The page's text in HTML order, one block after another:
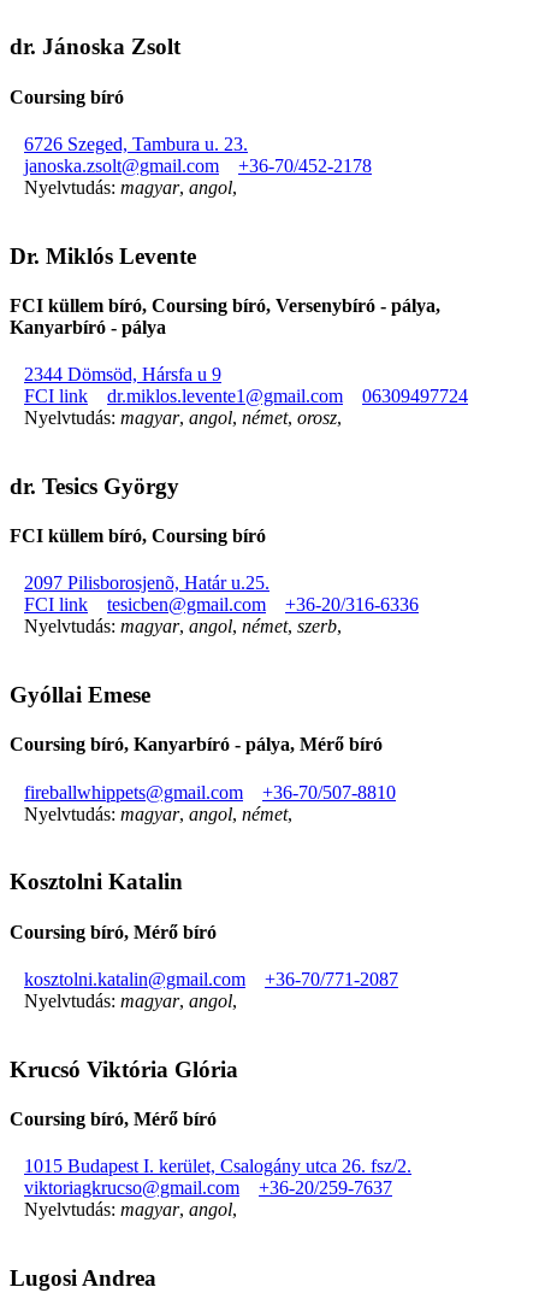
dr. Jánoska Zsolt
Coursing bíró
6726 Szeged, Tambura u. 23.
janoska.zsolt@gmail.com
+36-70/452-2178
Nyelvtudás: magyar, angol,
Dr. Miklós Levente
FCI küllem bíró, Coursing bíró, Versenybíró - pálya,
Kanyarbíró - pálya
2344 Dömsöd, Hársfa u 9
FCI link
dr.miklos.levente1@gmail.com
06309497724
Nyelvtudás: magyar, angol, német, orosz,
dr. Tesics György
FCI küllem bíró, Coursing bíró
2097 Pilisborosjenõ, Határ u.25.
FCI link
tesicben@gmail.com
+36-20/316-6336
Nyelvtudás: magyar, angol, német, szerb,
Gyóllai Emese
Coursing bíró, Kanyarbíró - pálya, Mérő bíró
fireballwhippets@gmail.com
+36-70/507-8810
Nyelvtudás: magyar, angol, német,
Kosztolni Katalin
Coursing bíró, Mérő bíró
kosztolni.katalin@gmail.com
+36-70/771-2087
Nyelvtudás: magyar, angol,
Krucsó Viktória Glória
Coursing bíró, Mérő bíró
1015 Budapest I. kerület, Csalogány utca 26. fsz/2.
viktoriagkrucso@gmail.com
+36-20/259-7637
Nyelvtudás: magyar, angol,
Lugosi Andrea